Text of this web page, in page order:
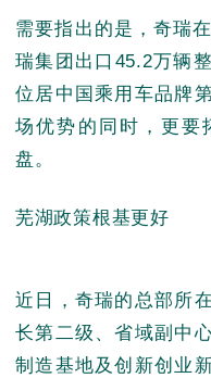
需要指出的是，奇瑞
瑞集团出口45.2万辆
位居中国乘用车品牌
场优势的同时，更要
盘。
芜湖政策根基更好
近日，奇瑞的总部所
长第二级、省域副中
制造基地及创新创业